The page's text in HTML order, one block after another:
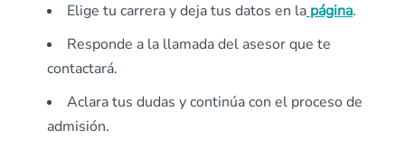
Elige tu carrera y deja tus datos en la página.
Responde a la llamada del asesor que te
contactará.
Aclara tus dudas y continúa con el proceso de
admisión.